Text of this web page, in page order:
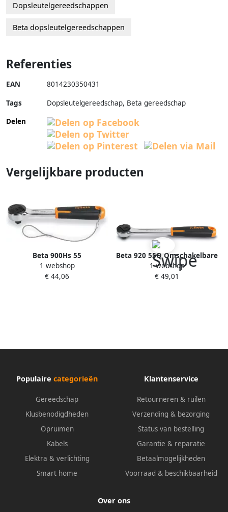
Dopsleutelgereedschappen
Beta dopsleutelgereedschappen
Referenties
EAN 8014230350431
Tags
Dopsleutelgereedschap, Beta gereedschap
Delen
Vergelijkbare producten
Beta 900Hs 55
Omschakelbare Ratel
009004155
1 webshop
€ 44,06
Beta 920 55Q Omschakelbare
Ratel 1 2" 48 Tands
009201156
1 webshop
€ 49,01
Populaire categorieën
Gereedschap
Klusbenodigdheden
Opruimen
Kabels
Elektra & verlichting
Smart home
Klantenservice
Retourneren & ruilen
Verzending & bezorging
Status van bestelling
Garantie & reparatie
Betaalmogelijkheden
Voorraad & beschikbaarheid
Over ons